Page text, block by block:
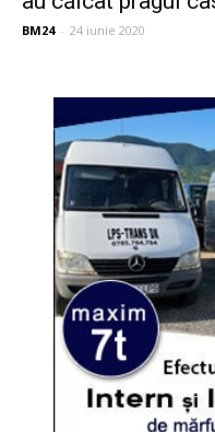
BM24 - 24 iunie 2020